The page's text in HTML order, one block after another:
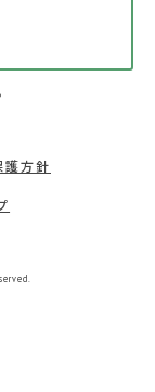
護方針